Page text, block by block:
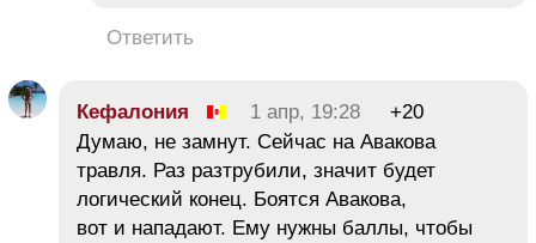
Ответить
Кефалония 1 апр, 19:28
+20
Думаю, не замнут. Сейчас на Авакова
травля. Раз разтрубили, значит будет
логический конец. Боятся Авакова,
вот и нападают. Ему нужны баллы, чтобы